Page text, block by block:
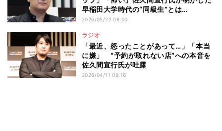
早稲田大学時代の“同級生”とは…
2026/05/22 08:00
ラジオ
「最近、怒ったことがあって…」「本当
に嫌」 “予約が取れない店”への本音を
佐久間宣行氏が吐露
2026/04/11 09:16